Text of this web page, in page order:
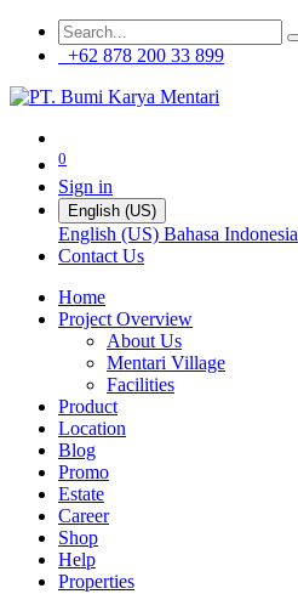
+62 878 200 33 899
0
Sign in
English (US)
English (US) Bahasa Indonesia
Contact Us
Home
Project Overview
About Us
Mentari Village
Facilities
Product
Location
Blog
Promo
Estate
Career
Shop
Help
Properties